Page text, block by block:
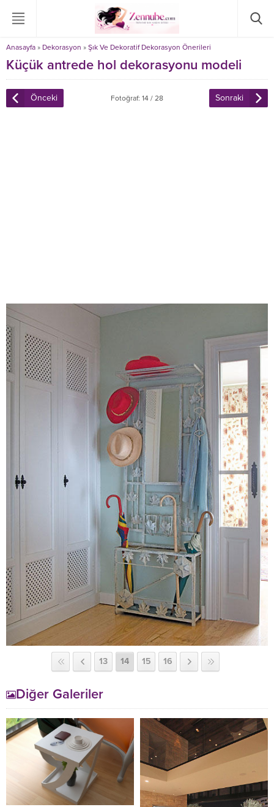
Anasayfa » Dekorasyon » Şık Ve Dekoratif Dekorasyon Önerileri
Küçük antrede hol dekorasyonu modeli
Önceki Fotoğraf: 14 / 28 Sonraki
13 14 15 16
Diğer Galeriler